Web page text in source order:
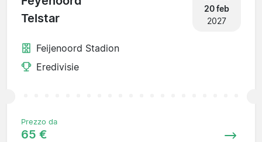
Telstar
20 feb
2027
Feijenoord Stadion
Eredivisie
Prezzo da
65 €